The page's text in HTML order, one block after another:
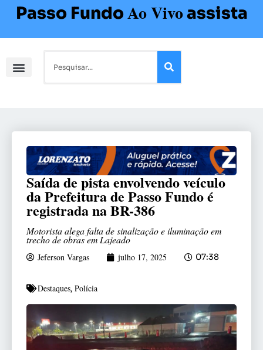
Passo FundoAo Vivoassista
Saída de pista envolvendo veículo
da Prefeitura de Passo Fundo é
registrada na BR-386
Motorista alega falta de sinalização e iluminação em
trecho de obras em Lajeado
Jeferson Vargas julho 17, 2025 07:38
Destaques, Polícia